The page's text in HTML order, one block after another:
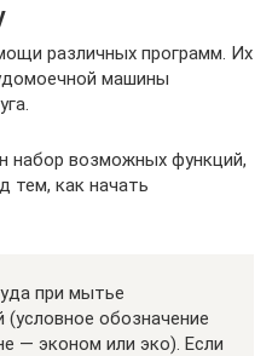
различных программ. Их
машины
набор возможных функций,
тем, как начать
при мытье
обозначение
— эконом или эко). Если